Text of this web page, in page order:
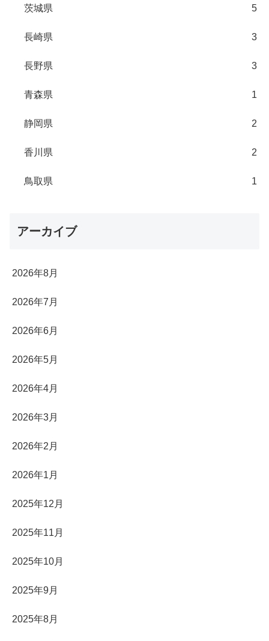
茨城県 5
長崎県 3
長野県 3
青森県 1
静岡県 2
香川県 2
鳥取県 1
アーカイブ
2026年8月
2026年7月
2026年6月
2026年5月
2026年4月
2026年3月
2026年2月
2026年1月
2025年12月
2025年11月
2025年10月
2025年9月
2025年8月